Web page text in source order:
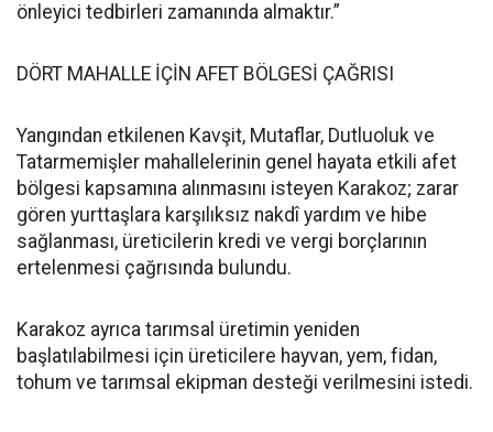
önleyici tedbirleri zamanında almaktır.”
DÖRT MAHALLE İÇİN AFET BÖLGESİ ÇAĞRISI
Yangından etkilenen Kavşit, Mutaflar, Dutluoluk ve
Tatarmemişler mahallelerinin genel hayata etkili afet
bölgesi kapsamına alınmasını isteyen Karakoz; zarar
gören yurttaşlara karşılıksız nakdî yardım ve hibe
sağlanması, üreticilerin kredi ve vergi borçlarının
ertelenmesi çağrısında bulundu.
Karakoz ayrıca tarımsal üretimin yeniden
başlatılabilmesi için üreticilere hayvan, yem, fidan,
tohum ve tarımsal ekipman desteği verilmesini istedi.